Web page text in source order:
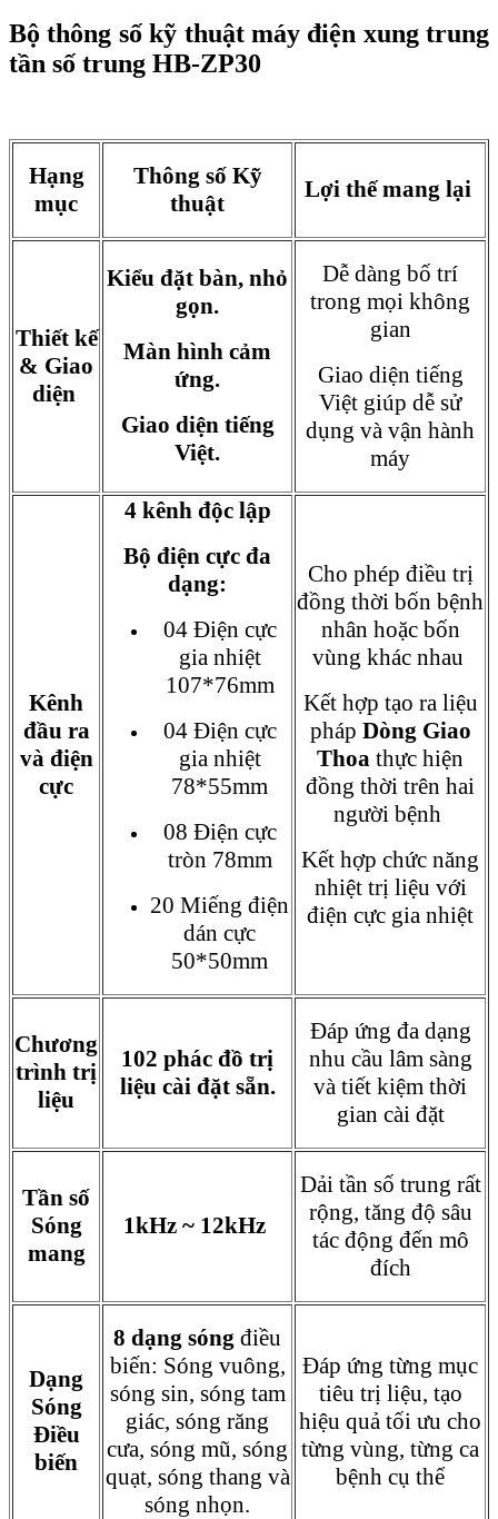
Bộ thông số kỹ thuật máy điện xung trung
tần số trung HB-ZP30
Hạng
mục
Thông số Kỹ
thuật
Lợi thế mang lại
Thiết kế
& Giao
diện
Kiểu đặt bàn, nhỏ
gọn.
Màn hình cảm
ứng.
Giao diện tiếng
Việt.
Dễ dàng bố trí
trong mọi không
gian
Giao diện tiếng
Việt giúp dễ sử
dụng và vận hành
máy
Kênh
đầu ra
và điện
cực
4 kênh độc lập
Bộ điện cực đa
dạng:
04 Điện cực
gia nhiệt
107*76mm
04 Điện cực
gia nhiệt
78*55mm
08 Điện cực
tròn 78mm
20 Miếng điện
dán cực
50*50mm
Cho phép điều trị
đồng thời bốn bệnh
nhân hoặc bốn
vùng khác nhau
Kết hợp tạo ra liệu
pháp Dòng Giao
Thoa thực hiện
đồng thời trên hai
người bệnh
Kết hợp chức năng
nhiệt trị liệu với
điện cực gia nhiệt
Chương
trình trị
liệu
102 phác đồ trị
liệu cài đặt sẵn.
Đáp ứng đa dạng
nhu cầu lâm sàng
và tiết kiệm thời
gian cài đặt
Tần số
Sóng
mang
1kHz ~ 12kHz
Dải tần số trung rất
rộng, tăng độ sâu
tác động đến mô
đích
Dạng
Sóng
Điều
biến
8 dạng sóng điều
biến: Sóng vuông,
sóng sin, sóng tam
giác, sóng răng
cưa, sóng mũ, sóng
quạt, sóng thang và
sóng nhọn.
Đáp ứng từng mục
tiêu trị liệu, tạo
hiệu quả tối ưu cho
từng vùng, từng ca
bệnh cụ thể